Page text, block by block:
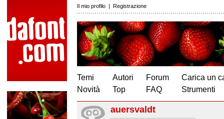
Il mio profilo | Registrazione
Temi
Novità
Autori
Top
Forum
FAQ
Carica un
Strumenti
auersvaldt